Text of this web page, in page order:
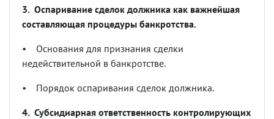
3. Оспаривание сделок должника как важнейшая
составляющая процедуры банкротства.
• Основания для признания сделки
недействительной в банкротстве.
• Порядок оспаривания сделок должника.
4. Субсидиарная ответственность контролирующих